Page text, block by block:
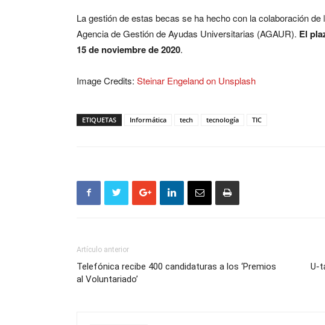
La gestión de estas becas se ha hecho con la colaboración
Agencia de Gestión de Ayudas Universitarias (AGAUR). El
15 de noviembre de 2020.
Image Credits: Steinar Engeland on Unsplash
ETIQUETAS Informática tech tecnología TIC
Artículo anterior
Telefónica recibe 400 candidaturas a los ‘Premios
al Voluntariado’
U-